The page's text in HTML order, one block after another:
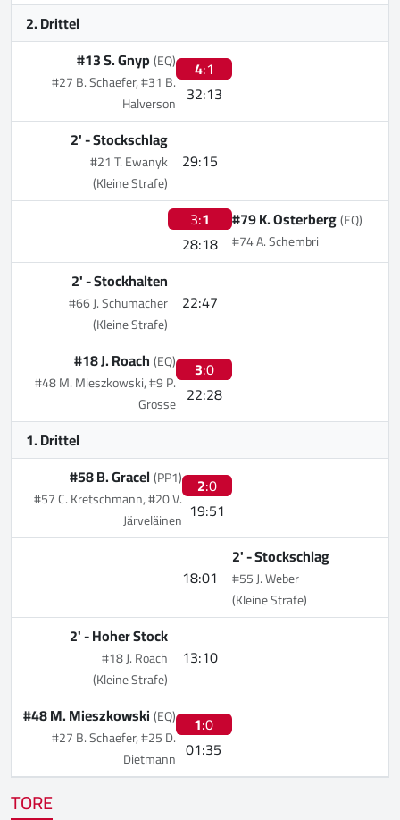
2. Drittel
4:1
32:13
#13 S. Gnyp (EQ)
#27 B. Schaefer, #31 B.
Halverson
29:15
2' -Stockschlag
#21 T. Ewanyk
(Kleine Strafe)
3:1
28:18
#79 K. Osterberg(EQ)
#74 A. Schembri
22:47
2' -Stockhalten
#66 J. Schumacher
(Kleine Strafe)
3:0
22:28
#18 J. Roach (EQ)
#48 M. Mieszkowski, #9 P.
Grosse
1. Drittel
2:0
19:51
#58 B. Gracel(PP1)
#57 C. Kretschmann, #20 V.
Järveläinen
18:01
2' -Stockschlag
#55 J. Weber
(Kleine Strafe)
13:10
2' -Hoher Stock
#18 J. Roach
(Kleine Strafe)
1:0
01:35
#48 M. Mieszkowski(EQ)
#27 B. Schaefer, #25 D.
Dietmann
TORE